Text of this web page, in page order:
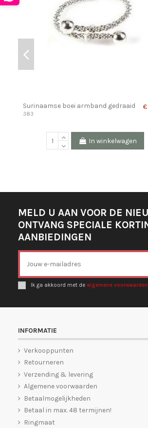
Surinaamse boei armband gedraaid
383
€
In winkelwagen
MELD U AAN VOOR DE
ONTVANG SPECIALE
AANBIEDINGEN
Ik ga akkoord met de algemene voorwaarden
INFORMATIE
Verkooppunten
Retourneren
Verzending & levering
Algemene voorwaarden
Betaalmogelijkheden
Betaal in max. 48 termijnen!
Ringmaat